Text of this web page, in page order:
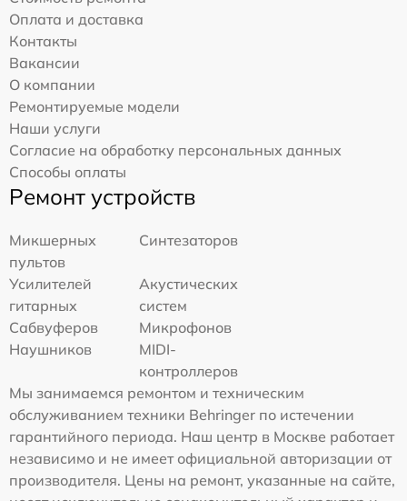
Оплата и доставка
Контакты
Вакансии
О компании
Ремонтируемые модели
Наши услуги
Согласие на обработку персональных данных
Способы оплаты
Ремонт устройств
Микшерных
пультов
Синтезаторов
Усилителей
гитарных
Акустических
систем
Сабвуферов
Микрофонов
Наушников
MIDI-
контроллеров
Мы занимаемся ремонтом и техническим
обслуживанием техники Behringer по истечении
гарантийного периода. Наш центр в Москве работает
независимо и не имеет официальной авторизации от
производителя. Цены на ремонт, указанные на сайте,